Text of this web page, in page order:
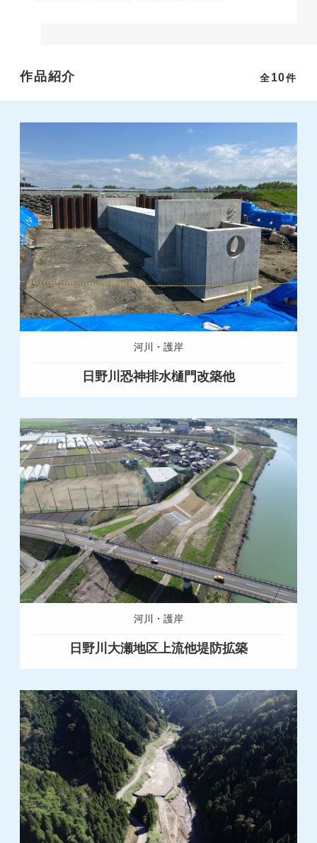
作品紹介 全10件
河川・護岸
日野川恐神排水樋門改築他
河川・護岸
日野川大瀬地区上流他堤防拡築